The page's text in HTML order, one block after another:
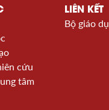
cứu
tâm
LIÊN KẾT
Bộ giáo